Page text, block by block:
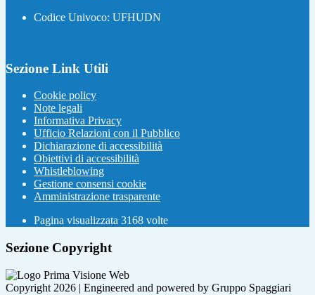
Codice Univoco: UFHUDN
Sezione Link Utili
Cookie policy
Note legali
Informativa Privacy
Ufficio Relazioni con il Pubblico
Dichiarazione di accessibilità
Obiettivi di accessibilità
Whistleblowing
Gestione consensi cookie
Amministrazione trasparente
Pagina visualizzata 3168 volte
Sezione Copyright
Copyright 2026 | Engineered and powered by Gruppo Spaggiari